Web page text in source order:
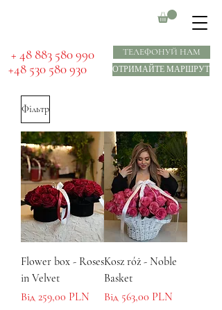
​ + 48 883 580 990
+48 530 580 930
ТЕЛЕФОНУЙ НАМ
ОТРИМАЙТЕ МАРШРУТ
Фільтр
Flower box - Roses
in Velvet
Від 259,00 PLN
За розпродажем
Kosz róż - Noble
Basket
Від 563,00 PLN
За розпродажем